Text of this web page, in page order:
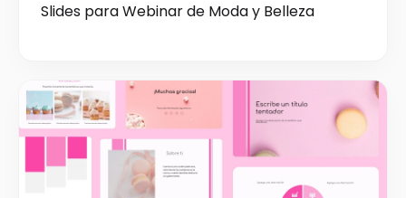
Slides para Webinar de Moda y Belleza